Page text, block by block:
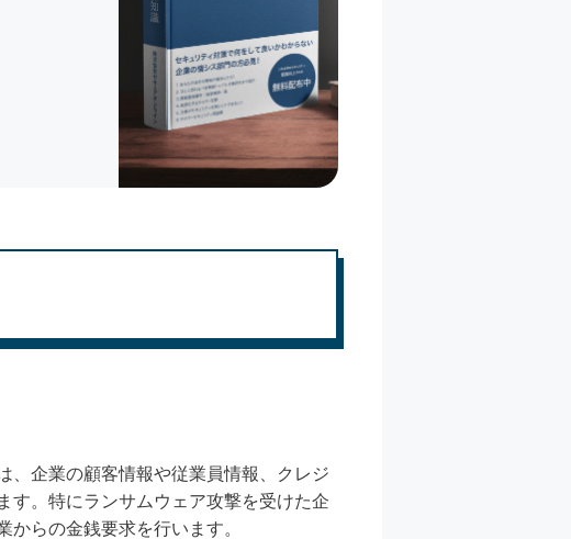
、企業の顧客情報や従業員情報、クレジ
す。特にランサムウェア攻撃を受けた企
らの金銭要求を行います。